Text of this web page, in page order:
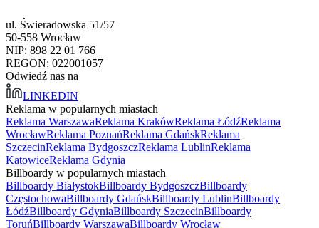
ul. Świeradowska 51/57
50-558 Wrocław
NIP: 898 22 01 766
REGON: 022001057
Odwiedź nas na
LINKEDIN
Reklama w popularnych miastach
Reklama WarszawaReklama KrakówReklama ŁódźReklama
WrocławReklama PoznańReklama GdańskReklama
SzczecinReklama BydgoszczReklama LublinReklama
KatowiceReklama Gdynia
Billboardy w popularnych miastach
Billboardy BiałystokBillboardy BydgoszczBillboardy
CzęstochowaBillboardy GdańskBillboardy LublinBillboardy
ŁódźBillboardy GdyniaBillboardy SzczecinBillboardy
ToruńBillboardy WarszawaBillboardy Wrocław